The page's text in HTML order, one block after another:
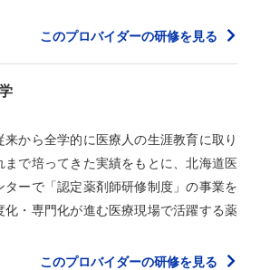
このプロバイダーの研修を見る
から全学的に医療人の生涯教育に取り
まで培ってきた実績をもとに、北海道医
ターで「認定薬剤師研修制度」の事業を
化・専門化が進む医療現場で活躍する薬
このプロバイダーの研修を見る